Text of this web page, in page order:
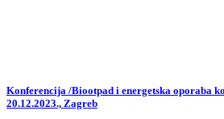
Konferencija /Biootpad i energetska oporaba
20.12.2023., Zagreb